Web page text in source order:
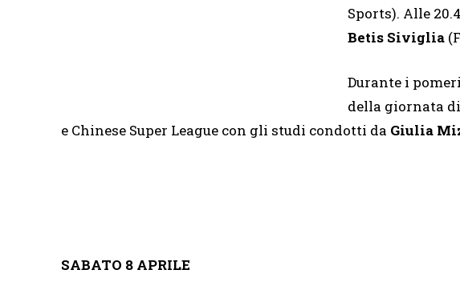
Sports). Alle
Betis Siviglia
Durante i
della giornata
e Chinese Super League con gli studi condotti da Giulia
SABATO 8 APRILE